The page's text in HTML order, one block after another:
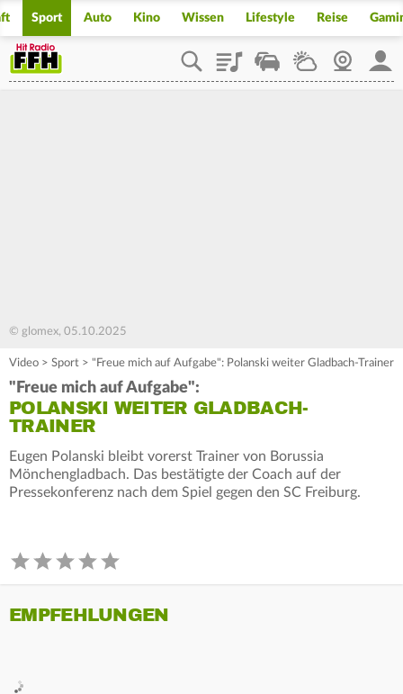
Sport Auto Kino Wissen Lifestyle Reise
PlaylistStaupilotWetterWebcam
© glomex, 05.10.2025
Video > Sport > "Freue mich auf Aufgabe": Polanski weiter Gladbach-Trainer
"Freue mich auf Aufgabe":
POLANSKI WEITER GLADBACH-
TRAINER
Eugen Polanski bleibt vorerst Trainer von Borussia
Mönchengladbach. Das bestätigte der Coach auf der
Pressekonferenz nach dem Spiel gegen den SC Freiburg.
EMPFEHLUNGEN